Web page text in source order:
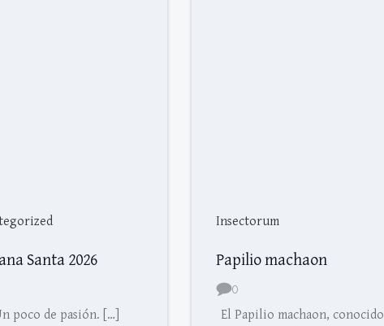
Santa 2026
poco de pasión. […]
Insectorum
Papilio machaon
0
El Papilio machaon, conocido